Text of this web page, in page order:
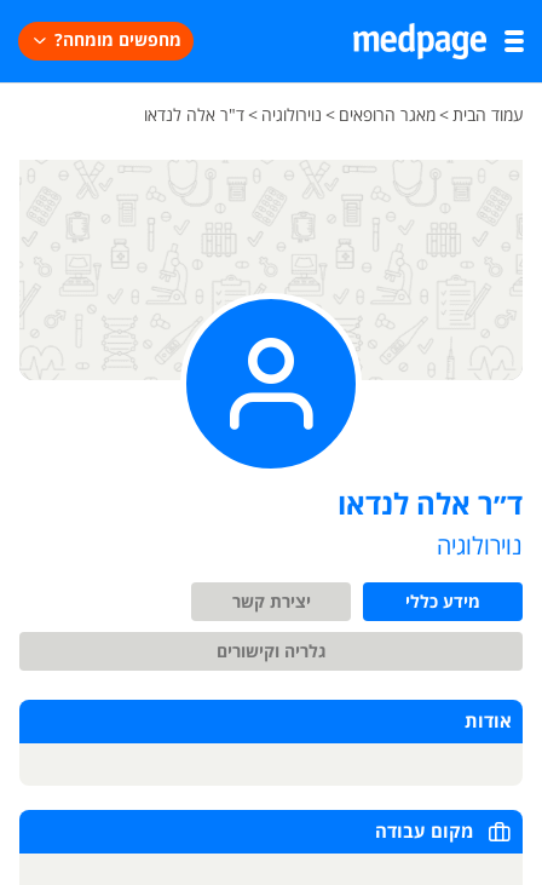
מחפשים מומחה?
עמוד הבית>מאגר הרופאים > נוירולוגיה >ד"ר אלה לנדאו
ד״ר אלה לנדאו
נוירולוגיה
מידע כללי יצירת קשר
גלריה וקישורים
אודות
מקום עבודה